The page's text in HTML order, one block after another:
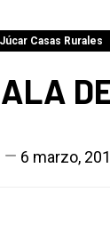
Casas Rurales
6 marzo,